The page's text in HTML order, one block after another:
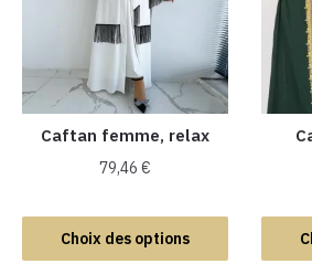
Caftan femme, relax
79,46€
Choix des options
produit